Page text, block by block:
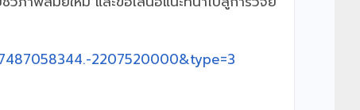
2207520000&type=3